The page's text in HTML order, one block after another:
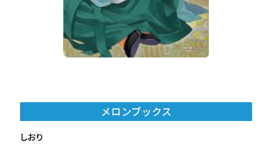
メロンブックス
しおり